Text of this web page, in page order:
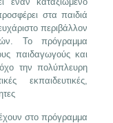
στα παιδιά
περιβάλλον
Το πρόγραμμα
παιδαγωγούς και
την πολύπλευρη
εκπαιδευτικές,
στο πρόγραμμα